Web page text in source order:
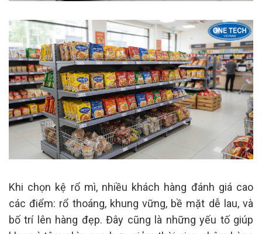
Khi chọn kệ rổ mì, nhiều khách hàng đánh giá cao
các điểm: rổ thoáng, khung vững, bề mặt dễ lau, và
bố trí lên hàng đẹp. Đây cũng là những yếu tố giúp